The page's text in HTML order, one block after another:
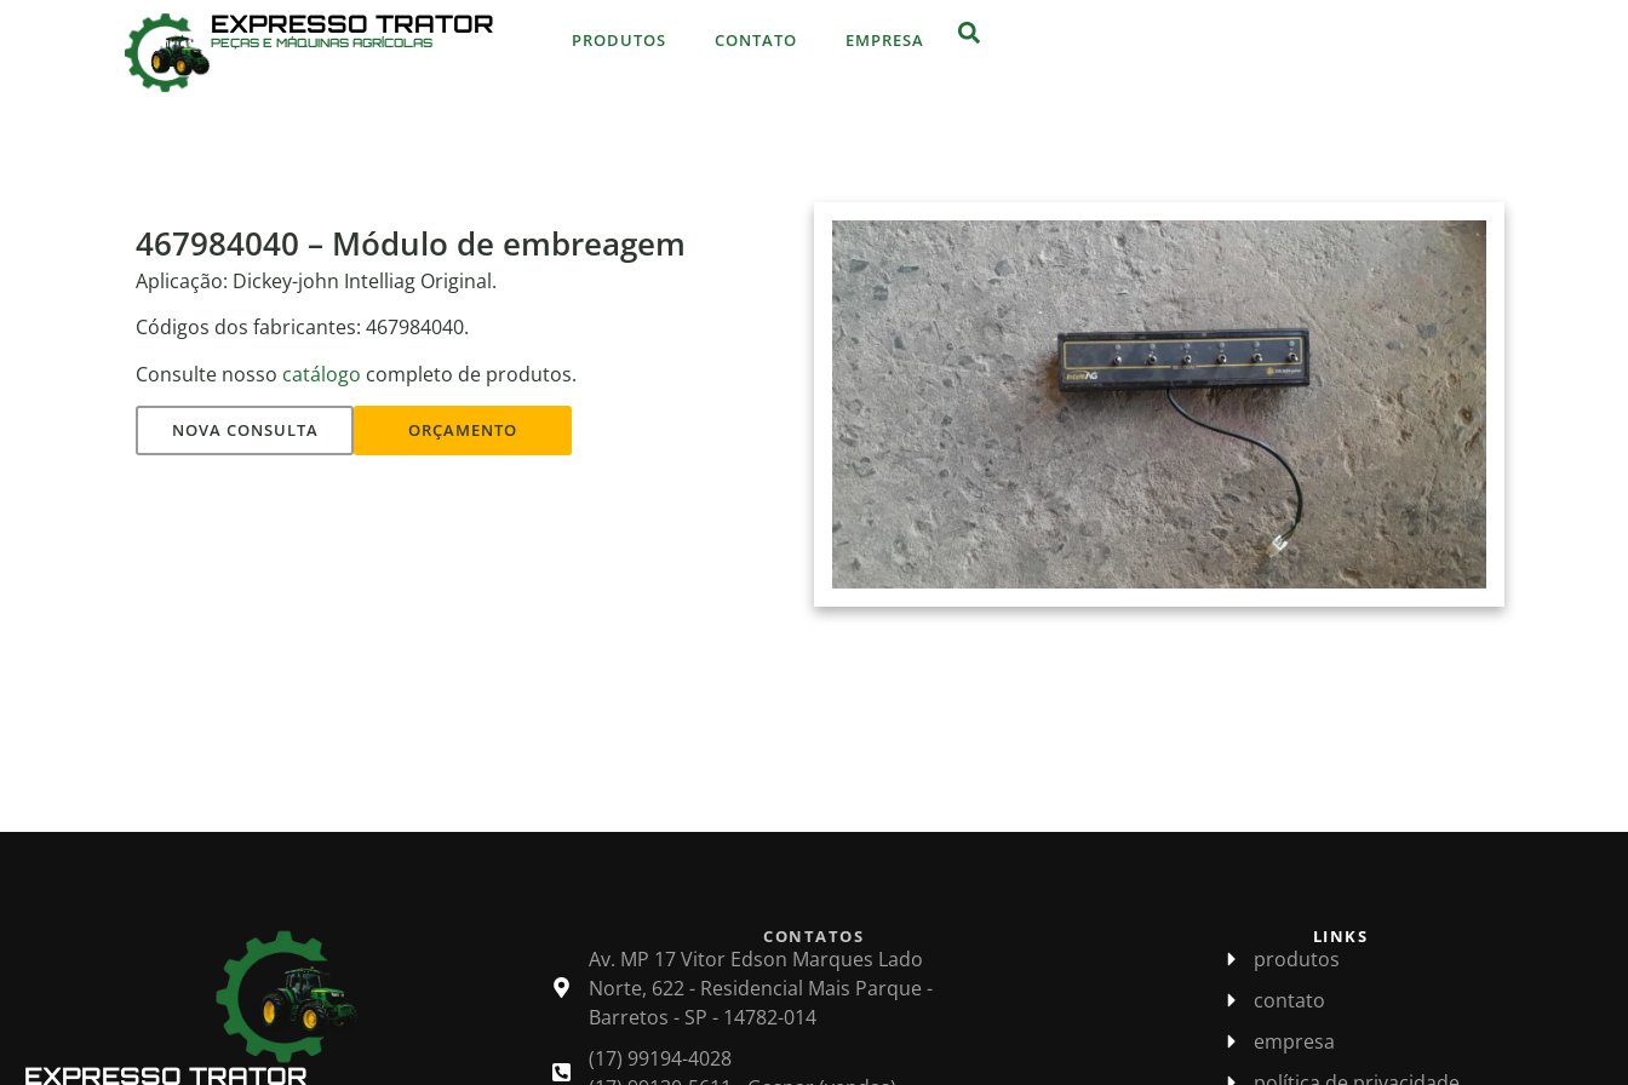
EXPRESSO TRATOR
PEÇAS E MÁQUINAS AGRÍCOLAS PRODUTOS CONTATO EMPRESA
467984040 – Módulo de embreagem
Aplicação: Dickey-john Intelliag Original.
Códigos dos fabricantes: 467984040.
Consulte nosso catálogo completo de produtos.
NOVA CONSULTA ORÇAMENTO
EXPRESSO TRATOR
CONTATOS
Av. MP 17 Vitor Edson Marques Lado
Norte, 622 - Residencial Mais Parque -
Barretos - SP - 14782-014
(17) 99194-4028
LINKS
produtos
contato
empresa